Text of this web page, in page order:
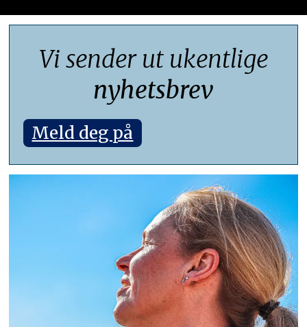
Vi sender ut ukentlige
nyhetsbrev
Meld deg på